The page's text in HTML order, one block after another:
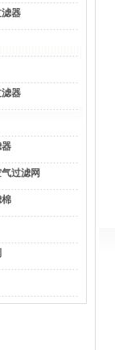
器
器
器
过滤网